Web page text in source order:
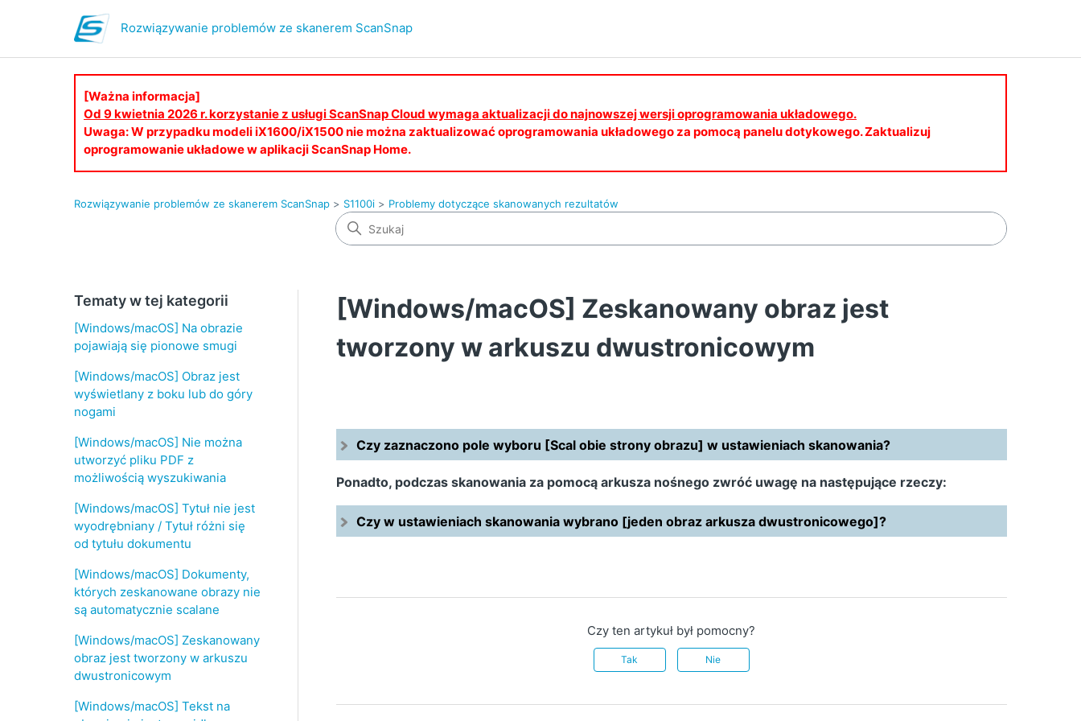
Rozwiązywanie problemów ze skanerem ScanSnap
[Ważna informacja]
Od 9 kwietnia 2026 r. korzystanie z usługi ScanSnap Cloud wymaga aktualizacji do najnowszej wersji oprogramowania układowego.
Uwaga: W przypadku modeli iX1600/iX1500 nie można zaktualizować oprogramowania układowego za pomocą panelu dotykowego. Zaktualizuj
oprogramowanie układowe w aplikacji ScanSnap Home.
Rozwiązywanie problemów ze skanerem ScanSnap S1100i Problemy dotyczące skanowanych rezultatów
Tematy w tej kategorii
[Windows/macOS] Na obrazie
pojawiają się pionowe smugi
[Windows/macOS] Obraz jest
wyświetlany z boku lub do góry
nogami
[Windows/macOS] Nie można
utworzyć pliku PDF z
możliwością wyszukiwania
[Windows/macOS] Tytuł nie jest
wyodrębniany / Tytuł różni się
od tytułu dokumentu
[Windows/macOS] Dokumenty,
których zeskanowane obrazy nie
są automatycznie scalane
[Windows/macOS] Zeskanowany
obraz jest tworzony w arkuszu
dwustronicowym
[Windows/macOS] Tekst na
[Windows/macOS] Zeskanowany obraz jest
tworzony w arkuszu dwustronicowym
Czy zaznaczono pole wyboru [Scal obie strony obrazu] w ustawieniach skanowania?
Ponadto, podczas skanowania za pomocą arkusza nośnego zwróć uwagę na następujące rzeczy:
Czy w ustawieniach skanowania wybrano [jeden obraz arkusza dwustronicowego]?
Czy ten artykuł był pomocny?
Tak Nie